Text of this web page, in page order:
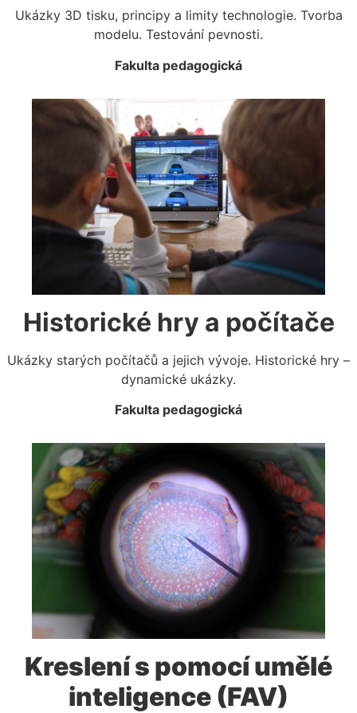
Ukázky 3D tisku, principy a limity technologie. Tvorba
modelu. Testování pevnosti.
Fakulta pedagogická
Historické hry a počítače
Ukázky starých počítačů a jejich vývoje. Historické hry –
dynamické ukázky.
Fakulta pedagogická
Kreslení s pomocí umělé
inteligence (FAV)